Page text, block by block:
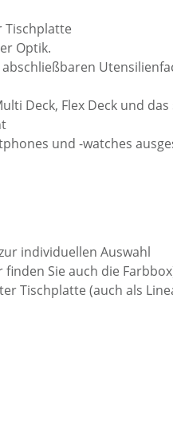
Tischplatte
Optik.
Deck, Flex Deck und
und -watches
individuellen Auswahl
Sie auch die
Tischplatte (auch als